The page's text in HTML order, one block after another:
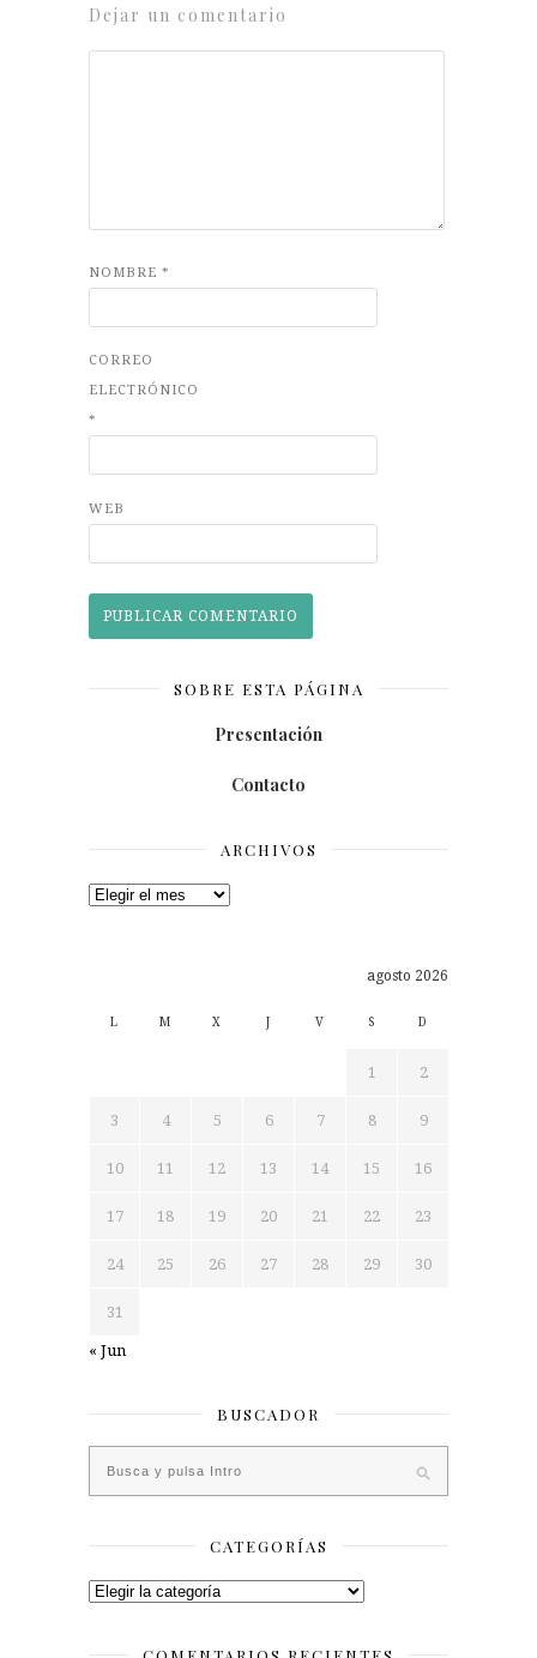
Dejar un comentario
NOMBRE *
CORREO
ELECTRÓNICO
*
WEB
SOBRE ESTA PÁGINA
Presentación
Contacto
ARCHIVOS
Archivos
agosto 2026
L M X J V S D
1 2
3 4 5 6 7 8 9
10 11 12 13 14 15 16
17 18 19 20 21 22 23
24 25 26 27 28 29 30
31
« Jun
BUSCADOR
CATEGORÍAS
Categorías